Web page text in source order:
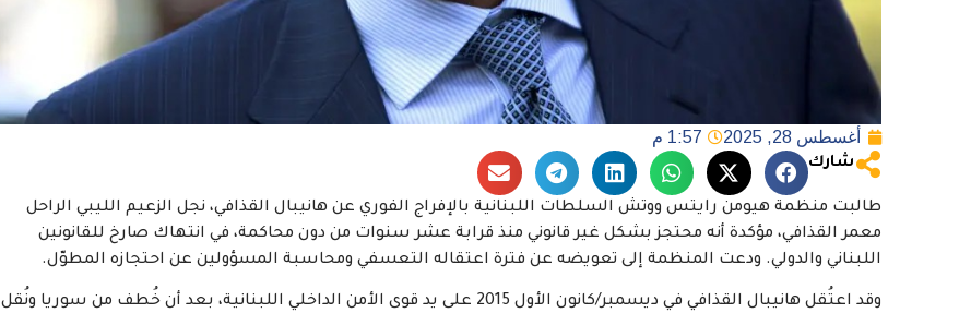
أغسطس 28, 2025 1:57 م
شارك
طالبت منظمة هيومن رايتس ووتش السلطات اللبنانية بالإفراج الفوري عن هانيبال القذافي، نجل الزعيم الليبي الراحل
معمر القذافي، مؤكدة أنه محتجز بشكل غير قانوني منذ قرابة عشر سنوات من دون محاكمة، في انتهاك صارخ للقانونين
اللبناني والدولي. ودعت المنظمة إلى تعويضه عن فترة اعتقاله التعسفي ومحاسبة المسؤولين عن احتجازه المطوّل.
وقد اعتُقل هانيبال القذافي في ديسمبر/كانون الأول 2015 على يد قوى الأمن الداخلي اللبنانية، بعد أن خُطف من سوريا ونُقل